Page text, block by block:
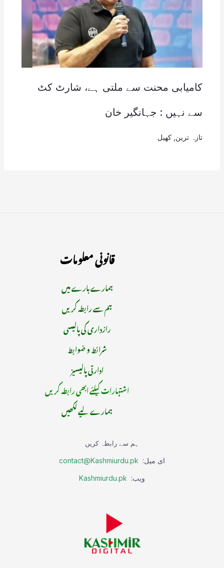
کامیابی محنت سے ملتی ہے، شارٹ کٹ
سے نہیں : جہانگیر خان
تازہ ترین کھیل
قانونی معلومات
ہمارے بارے میں
ہم سے رابطہ کریں
رازداری کی پالیسی
شرائط و ضوابط
ادارتی پالیسیز
اشتہارات کیلئے ابھی رابطہ کریں
ہمارے لیے لکھیں
ہم سے رابطہ کریں
ای میل: contact@Kashmiurdu.pk
ویب: Kashmiurdu.pk